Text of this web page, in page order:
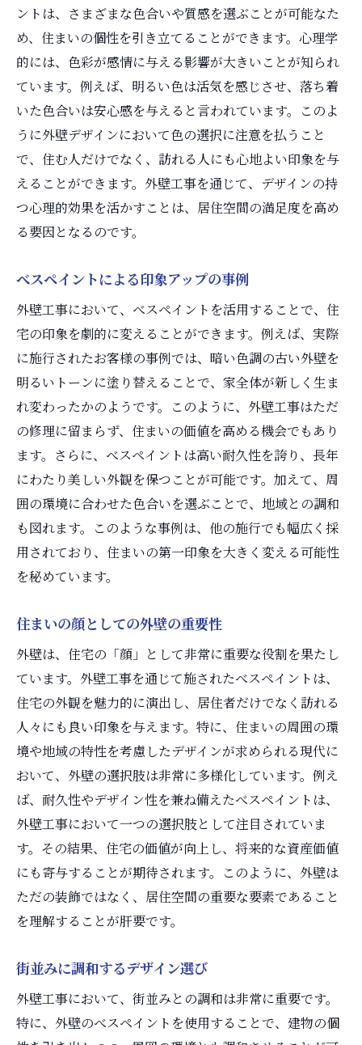
ントは、さまざまな色合いや質感を選ぶことが可能なた
め、住まいの個性を引き立てることができます。心理学
的には、色彩が感情に与える影響が大きいことが知られ
ています。例えば、明るい色は活気を感じさせ、落ち着
いた色合いは安心感を与えると言われています。このよ
うに外壁デザインにおいて色の選択に注意を払うこと
で、住む人だけでなく、訪れる人にも心地よい印象を与
えることができます。外壁工事を通じて、デザインの持
つ心理的効果を活かすことは、居住空間の満足度を高め
る要因となるのです。
べスペイントによる印象アップの事例
外壁工事において、べスペイントを活用することで、住
宅の印象を劇的に変えることができます。例えば、実際
に施行されたお客様の事例では、暗い色調の古い外壁を
明るいトーンに塗り替えることで、家全体が新しく生ま
れ変わったかのようです。このように、外壁工事はただ
の修理に留まらず、住まいの価値を高める機会でもあり
ます。さらに、べスペイントは高い耐久性を誇り、長年
にわたり美しい外観を保つことが可能です。加えて、周
囲の環境に合わせた色合いを選ぶことで、地域との調和
も図れます。このような事例は、他の施行でも幅広く採
用されており、住まいの第一印象を大きく変える可能性
を秘めています。
住まいの顔としての外壁の重要性
外壁は、住宅の「顔」として非常に重要な役割を果たし
ています。外壁工事を通じて施されたべスペイントは、
住宅の外観を魅力的に演出し、居住者だけでなく訪れる
人々にも良い印象を与えます。特に、住まいの周囲の環
境や地域の特性を考慮したデザインが求められる現代に
おいて、外壁の選択肢は非常に多様化しています。例え
ば、耐久性やデザイン性を兼ね備えたべスペイントは、
外壁工事において一つの選択肢として注目されていま
す。その結果、住宅の価値が向上し、将来的な資産価値
にも寄与することが期待されます。このように、外壁は
ただの装飾ではなく、居住空間の重要な要素であること
を理解することが肝要です。
街並みに調和するデザイン選び
外壁工事において、街並みとの調和は非常に重要です。
特に、外壁のべスペイントを使用することで、建物の個